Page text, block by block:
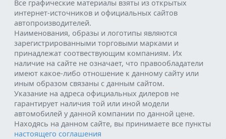
Все графические материалы взяты из открытых
интернет-источников и официальных сайтов
автопроизводителей.
Наименования, образы и логотипы являются
зарегистрированными торговыми марками и
принадлежат соотвествующим компаниям. Их
наличие на сайте не означает, что правообладатели
имеют какое-либо отношение к данному сайту или
иным образом связаны с данным сайтом.
Указание на адреса официальных дилеров не
гарантирует наличия той или иной модели
автомобилей у данной компании по данной цене.
Находясь на данном сайте, вы принимаете все пункты
настоящего соглашения